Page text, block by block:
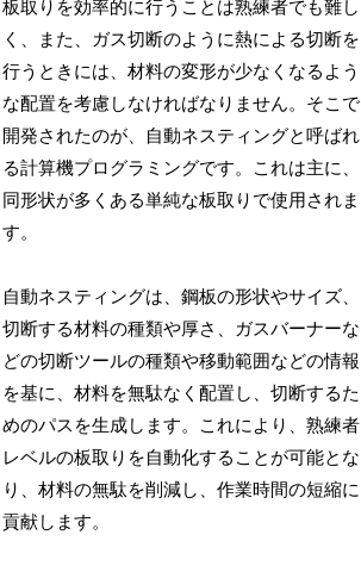
板取りを効率的に行うことは熟練者でも難し
く、また、ガス切断のように熱による切断を
行うときには、材料の変形が少なくなるよう
な配置を考慮しなければなりません。そこで
開発されたのが、自動ネスティングと呼ばれ
る計算機プログラミングです。これは主に、
同形状が多くある単純な板取りで使用されま
す。
自動ネスティングは、鋼板の形状やサイズ、
切断する材料の種類や厚さ、ガスバーナーな
どの切断ツールの種類や移動範囲などの情報
を基に、材料を無駄なく配置し、切断するた
めのパスを生成します。これにより、熟練者
レベルの板取りを自動化することが可能とな
り、材料の無駄を削減し、作業時間の短縮に
貢献します。